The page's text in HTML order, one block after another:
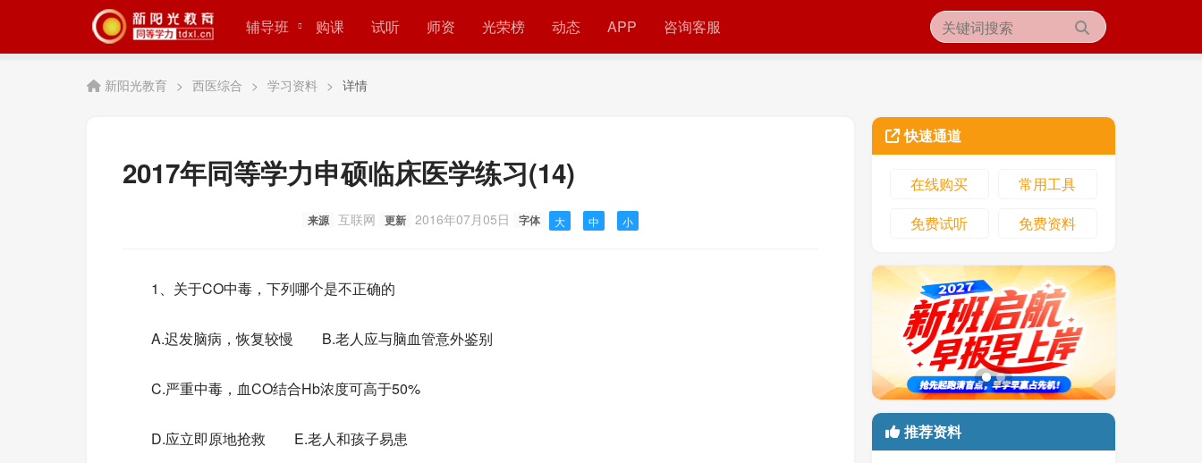
辅导班 购课 试听 师资 光荣榜 动态 APP 咨询客服
新阳光教育 > 西医综合 > 学习资料 > 详情
2017年同等学力申硕临床医学练习(14)
来源 互联网 更新 2016年07月05日 字体 大 中 小
1、关于CO中毒，下列哪个是不正确的
A.迟发脑病，恢复较慢 B.老人应与脑血管意外鉴别
C.严重中毒，血CO结合Hb浓度可高于50%
D.应立即原地抢救 E.老人和孩子易患
快速通道
在线购买
常用工具
免费试听
免费资料
推荐资料